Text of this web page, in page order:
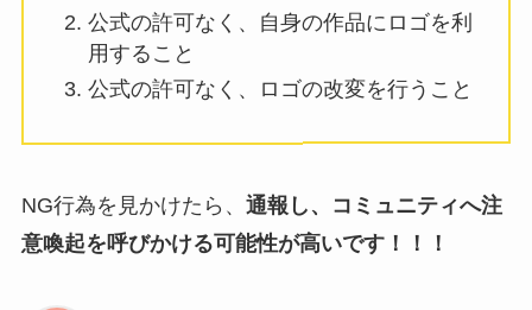
公式の許可なく、自身の作品にロゴを利
用すること
公式の許可なく、ロゴの改変を行うこと
NG行為を見かけたら、 通報し、コミュニティへ注
意喚起を呼びかける可能性が高いです！！！